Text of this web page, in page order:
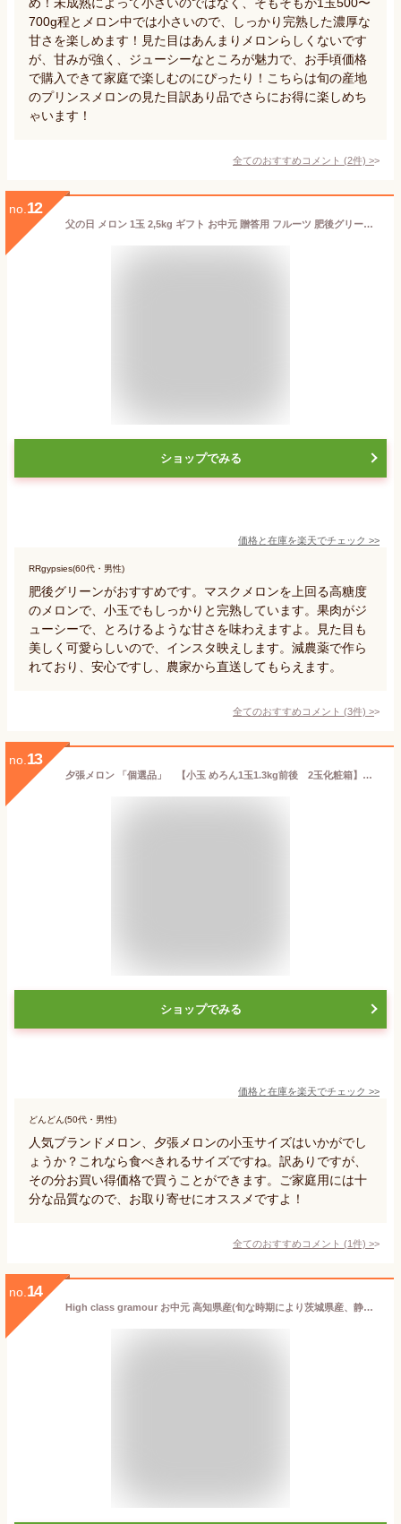
700g程とメロン中では小さいので、しっかり完熟した濃厚な
甘さを楽しめます！見た目はあんまりメロンらしくないです
が、甘みが強く、ジューシーなところが魅力で、お手頃価格
で購入できて家庭で楽しむのにぴったり！こちらは旬の産地
のプリンスメロンの見た目訳あり品でさらにお得に楽しめち
ゃいます！
全てのおすすめコメント (2件) >
no. 12
父の日 メロン 1玉 2,5kg ギフト お中元 贈答用 フルーツ 肥後グリーン 御中元 果物 送料無料 農園直送 熊本 贈り物 岡山農園
ショップでみる
価格と在庫を楽天でチェック >>
RRgypsies(60代・男性)
肥後グリーンがおすすめです。マスクメロンを上回る高糖度
のメロンで、小玉でもしっかりと完熟しています。果肉がジ
ューシーで、とろけるような甘さを味わえますよ。見た目も
美しく可愛らしいので、インスタ映えします。減農薬で作ら
れており、安心ですし、農家から直送してもらえます。
全てのおすすめコメント (3件) >
no. 13
夕張メロン 「個選品」 【小玉 めろん1玉1.3kg前後 2玉化粧箱】「送料込み」「訳あり」 生産者個人選別 お中元 ご贈答 ギフト
ショップでみる
価格と在庫を楽天でチェック >>
どんどん(50代・男性)
人気ブランドメロン、夕張メロンの小玉サイズはいかがでし
ょうか？これなら食べきれるサイズですね。訳ありですが、
その分お買い得価格で買うことができます。ご家庭用には十
分な品質なので、お取り寄せにオススメですよ！
全てのおすすめコメント (1件) >
no. 14
High class gramour お中元 高知県産(旬な時期により茨城県産、静岡県産を発送することもございます。) メロン 完熟 高級 赤秀A ※野菜ソムリエ監修 熨斗対応可能 (マスクメロン)